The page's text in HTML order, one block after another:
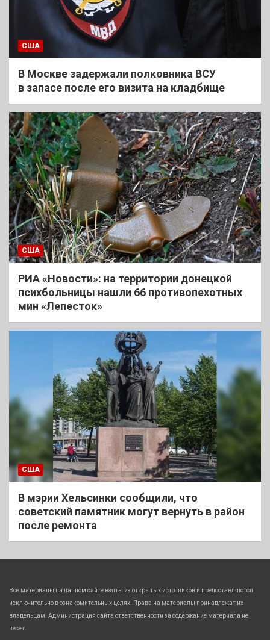
США
В Москве задержали полковника ВСУ
в запасе после его визита на кладбище
США
РИА «Новости»: на территории донецкой
психбольницы нашли 66 противопехотных
мин «Лепесток»
США
В мэрии Хельсинки сообщили, что
советский памятник могут вернуть в район
после ремонта
Все материалы на данном сайте взяты из открытых источников и предоставляются
исключительно в ознакомительных целях. Права на материалы принадлежат их
владельцам. Администрация сайта ответственности за содержание материала не
несет.